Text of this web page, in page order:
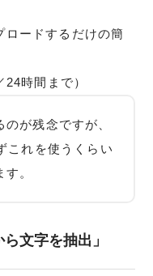
ロードするだけの簡
時間まで）
が残念ですが、
これを使うくらい
。
文字を抽出」